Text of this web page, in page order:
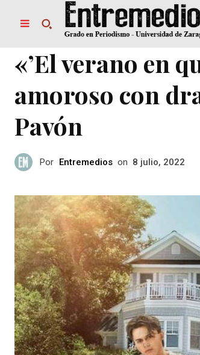
«’El verano en
amoroso con
Pavón
Por Entremedios on 8 julio, 2022